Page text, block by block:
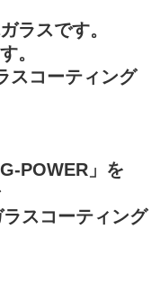
ラスです。
。
スコーティング
POWER」を
スコーティング